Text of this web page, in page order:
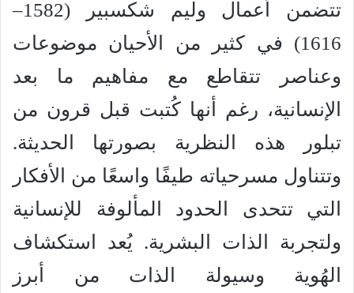
تتضمن أعمال وليم شكسبير (1582–
1616) في كثير من الأحيان موضوعات
وعناصر تتقاطع مع مفاهيم ما بعد
الإنسانية، رغم أنها كُتبت قبل قرون من
تبلور هذه النظرية بصورتها الحديثة.
وتتناول مسرحياته طيفًا واسعًا من الأفكار
التي تتحدى الحدود المألوفة للإنسانية
ولتجربة الذات البشرية. يُعد استكشاف
الهُوية وسيولة الذات من أبرز